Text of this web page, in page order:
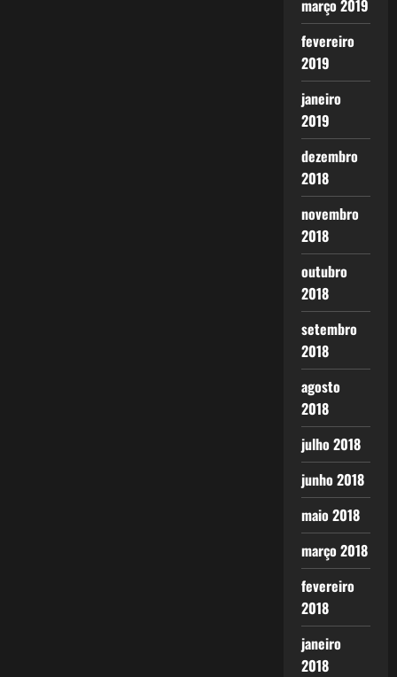
março 2019
fevereiro
2019
janeiro
2019
dezembro
2018
novembro
2018
outubro
2018
setembro
2018
agosto
2018
julho 2018
junho 2018
maio 2018
março 2018
fevereiro
2018
janeiro
2018